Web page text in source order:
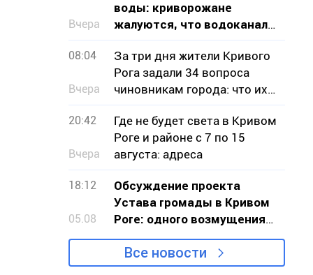
Вчера
воды: криворожане
жалуются, что водоканал
не признает проблему
08:04
Вчера
За три дня жители Кривого
Рога задали 34 вопроса
чиновникам города: что их
беспокоило
20:42
Вчера
Где не будет света в Кривом
Роге и районе с 7 по 15
августа: адреса
18:12
05.08
Обсуждение проекта
Устава громады в Кривом
Роге: одного возмущения
мало, нужно действовать
Все новости